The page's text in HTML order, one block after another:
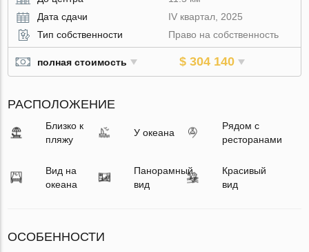
Дата сдачи
IV квартал, 2025
Тип собственности
Право на собственность
полная стоимость $ 304 140
РАСПОЛОЖЕНИЕ
Близко к
пляжу
У океана
Рядом с
ресторанами
Вид на
океана
Панорамный
вид
Красивый
вид
ОСОБЕННОСТИ